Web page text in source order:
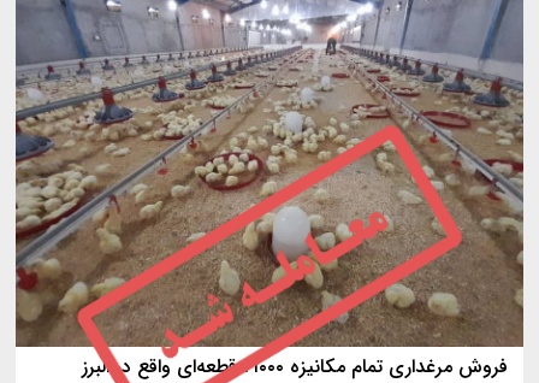
فروش مرغداری تمام مکانیزه ۲۱۰۰۰ قطعه‌ای واقع در البرز